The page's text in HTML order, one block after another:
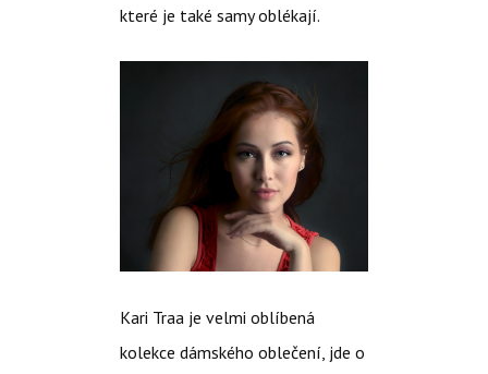
které je také samy oblékají.
Kari Traa je velmi oblíbená
kolekce dámského oblečení, jde o